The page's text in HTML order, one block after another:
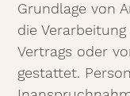
Grundlage von
die
Vertrags oder
gestattet.